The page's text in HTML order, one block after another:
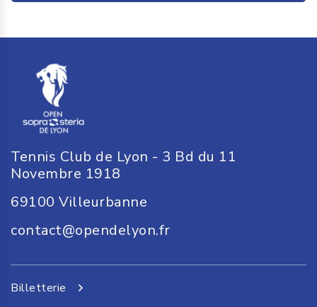
Tennis Club de Lyon - 3 Bd du 11
Novembre 1918
69100 Villeurbanne
contact@opendelyon.fr
Billetterie